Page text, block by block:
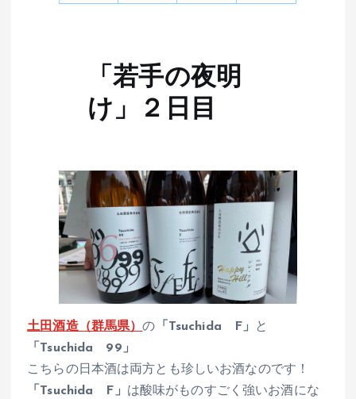
「若手の夜明
け」２日目
土田酒造（群馬県）の 「Tsuchida F」
と
「Tsuchida 99」
こちらの日本酒は両方とも珍しいお酒なのです！
「Tsuchida F」 は酸味がものすごく強いお酒にな